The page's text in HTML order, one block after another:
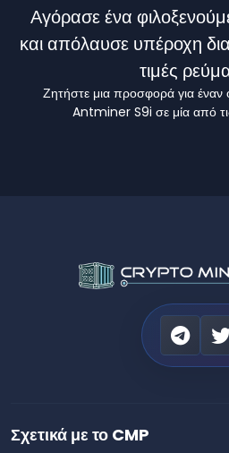
Αγόρασε ένα
και απόλαυσε υπέροχη
τιμές
Ζητήστε μια προσφορά για
Antminer S9i σε μία από
Σχετικά με το CMP